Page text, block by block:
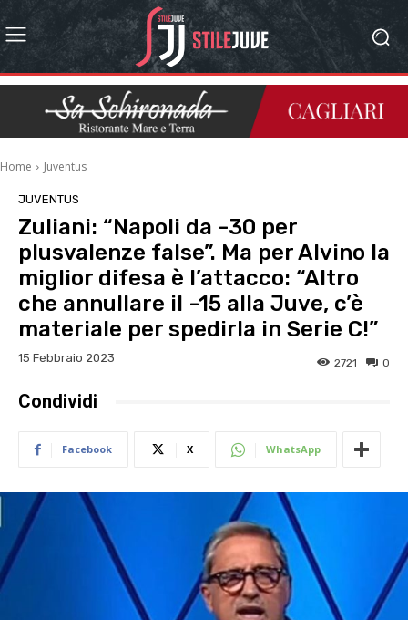
Home Juventus
JUVENTUS
Zuliani: “Napoli da -30 per
plusvalenze false”. Ma per Alvino la
miglior difesa è l’attacco: “Altro
che annullare il -15 alla Juve, c’è
materiale per spedirla in Serie C!”
15 Febbraio 2023 0
2721
Condividi
Facebook X WhatsApp